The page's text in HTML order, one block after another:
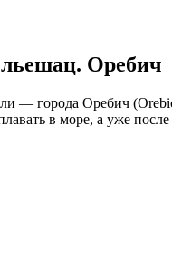
Оребич
— города Оребич
в море, а уже после